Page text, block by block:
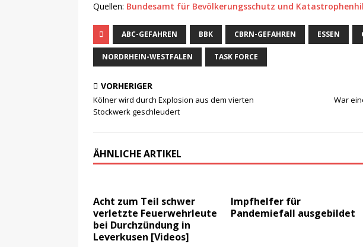
Quellen: Bundesamt für Bevölkerungsschutz und
ABC-GEFAHREN BBK CBRN-GEFAHREN ESSEN
NORDRHEIN-WESTFALEN TASK FORCE
VORHERIGER
Kölner wird durch Explosion aus dem vierten
Stockwerk geschleudert
War
ÄHNLICHE ARTIKEL
Acht zum Teil schwer
verletzte Feuerwehrleute
bei Durchzündung in
Leverkusen [Videos]
Impfhelfer für
Pandemiefall ausgebildet